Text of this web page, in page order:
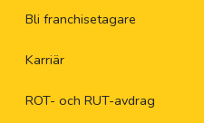
Bli franchisetagare
Karriär
ROT- och RUT-avdrag